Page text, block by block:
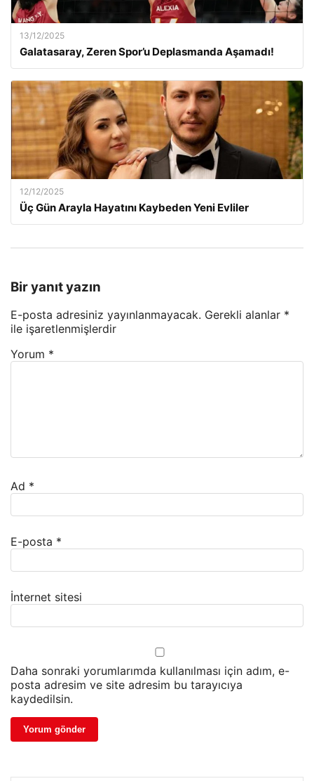
13/12/2025
Galatasaray, Zeren Spor’u Deplasmanda Aşamadı!
12/12/2025
Üç Gün Arayla Hayatını Kaybeden Yeni Evliler
Bir yanıt yazın
E-posta adresiniz yayınlanmayacak. Gerekli alanlar *
ile işaretlenmişlerdir
Yorum *
Ad *
E-posta *
İnternet sitesi
Daha sonraki yorumlarımda kullanılması için adım, e-
posta adresim ve site adresim bu tarayıcıya
kaydedilsin.